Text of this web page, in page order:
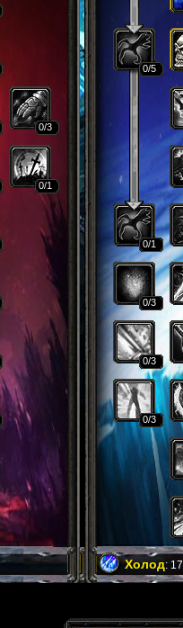
0/3
0/1
0/5
0/1
0/3
0/3
0/3
Холод: 17